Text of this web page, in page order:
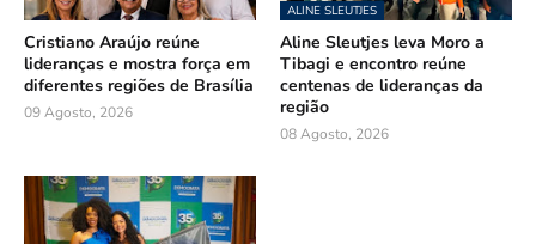
Cristiano Araújo reúne
lideranças e mostra força em
diferentes regiões de Brasília
09 Agosto, 2026
ALINE SLEUTJES
Aline Sleutjes leva Moro a
Tibagi e encontro reúne
centenas de lideranças da
região
08 Agosto, 2026